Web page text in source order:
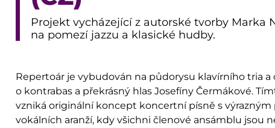
Projekt vycházející z autorské tvorby Marka
na pomezí jazzu a klasické hudby.
Repertoár je vybudován na půdorysu klavírního tria a
o kontrabas a překrásný hlas Josefíny Čermákové.
vzniká originální koncept koncertní písně s výrazným
vokálních aranží, kdy všichni členové ansámblu jsou